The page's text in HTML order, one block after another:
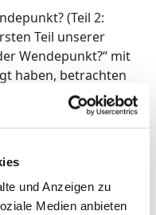
und Anzeigen zu
Medien anbieten
(Teil 2:
Teil unserer
Wendepunkt?“ mit
haben, betrachten
Aktienmärkten.
dem
FAANG – Ein